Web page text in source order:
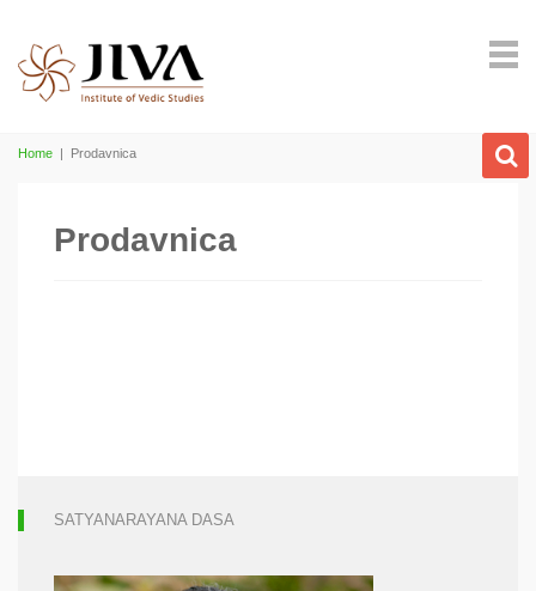
Home | Prodavnica
Prodavnica
SATYANARAYANA DASA